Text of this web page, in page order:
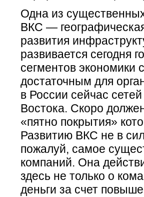
Одна из
ВКС —
развития
развивается сегодня
сегментов экономики
достаточным для
в России сейчас
Востока. Скоро
«пятно покрытия»
Развитию ВКС не в
пожалуй, самое
компаний. Она
здесь не только о
деньги за счет